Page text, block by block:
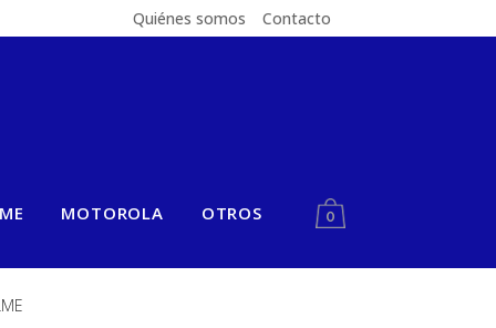
Quiénes somos Contacto
MOTOROLA OTROS 0